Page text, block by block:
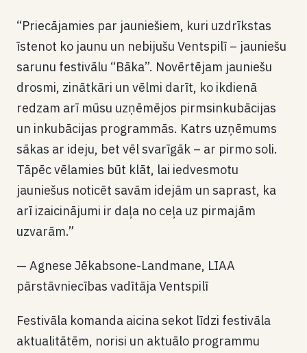
“Priecājamies par jauniešiem, kuri uzdrīkstas
īstenot ko jaunu un nebijušu Ventspilī – jauniešu
sarunu festivālu “Bāka”. Novērtējam jauniešu
drosmi, zinātkāri un vēlmi darīt, ko ikdienā
redzam arī mūsu uzņēmējos pirmsinkubācijas
un inkubācijas programmās. Katrs uzņēmums
sākas ar ideju, bet vēl svarīgāk – ar pirmo soli.
Tāpēc vēlamies būt klāt, lai iedvesmotu
jauniešus noticēt savām idejām un saprast, ka
arī izaicinājumi ir daļa no ceļa uz pirmajām
uzvarām.”
— Agnese Jēkabsone-Landmane, LIAA
pārstāvniecības vadītāja Ventspilī
Festivāla komanda aicina sekot līdzi festivāla
aktualitātēm, norisi un aktuālo programmu